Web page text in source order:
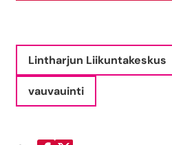
Lintharjun Liikuntakeskus
vauvauinti